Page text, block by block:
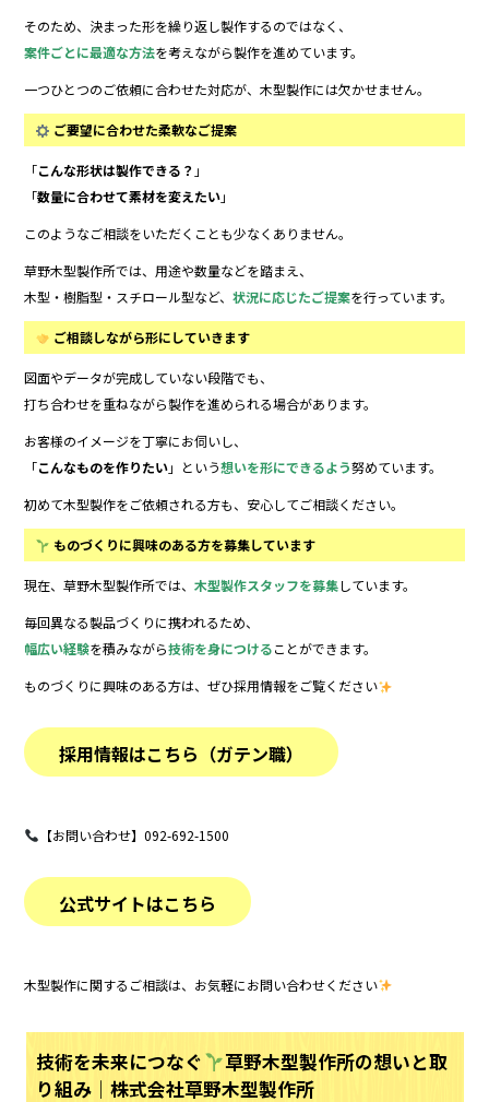
そのため、決まった形を繰り返し製作するのではなく、
案件ごとに最適な方法を考えながら製作を進めています。
一つひとつのご依頼に合わせた対応が、木型製作には欠かせません。
ご要望に合わせた柔軟なご提案
「こんな形状は製作できる？ 」
「数量に合わせて素材を変えたい」
このようなご相談をいただくことも少なくありません。
草野木型製作所では、用途や数量などを踏まえ、
木型・樹脂型・スチロール型など、状況に応じたご提案を行っています。
ご相談しながら形にしていきます
図面やデータが完成していない段階でも、
打ち合わせを重ねながら製作を進められる場合があります。
お客様のイメージを丁寧にお伺いし、
「こんなものを作りたい」という想いを形にできるよう努めています。
初めて木型製作をご依頼される方も、安心してご相談ください。
ものづくりに興味のある方を募集しています
現在、草野木型製作所では、木型製作スタッフを募集しています。
毎回異なる製品づくりに携われるため、
幅広い経験を積みながら技術を身につけることができます。
ものづくりに興味のある方は、ぜひ採用情報をご覧ください
採用情報はこちら（ガテン職）
【お問い合わせ】092-692-1500
公式サイトはこちら
木型製作に関するご相談は、お気軽にお問い合わせください
技術を未来につなぐ
草野木型製作所の想いと取
り組み｜株式会社草野木型製作所